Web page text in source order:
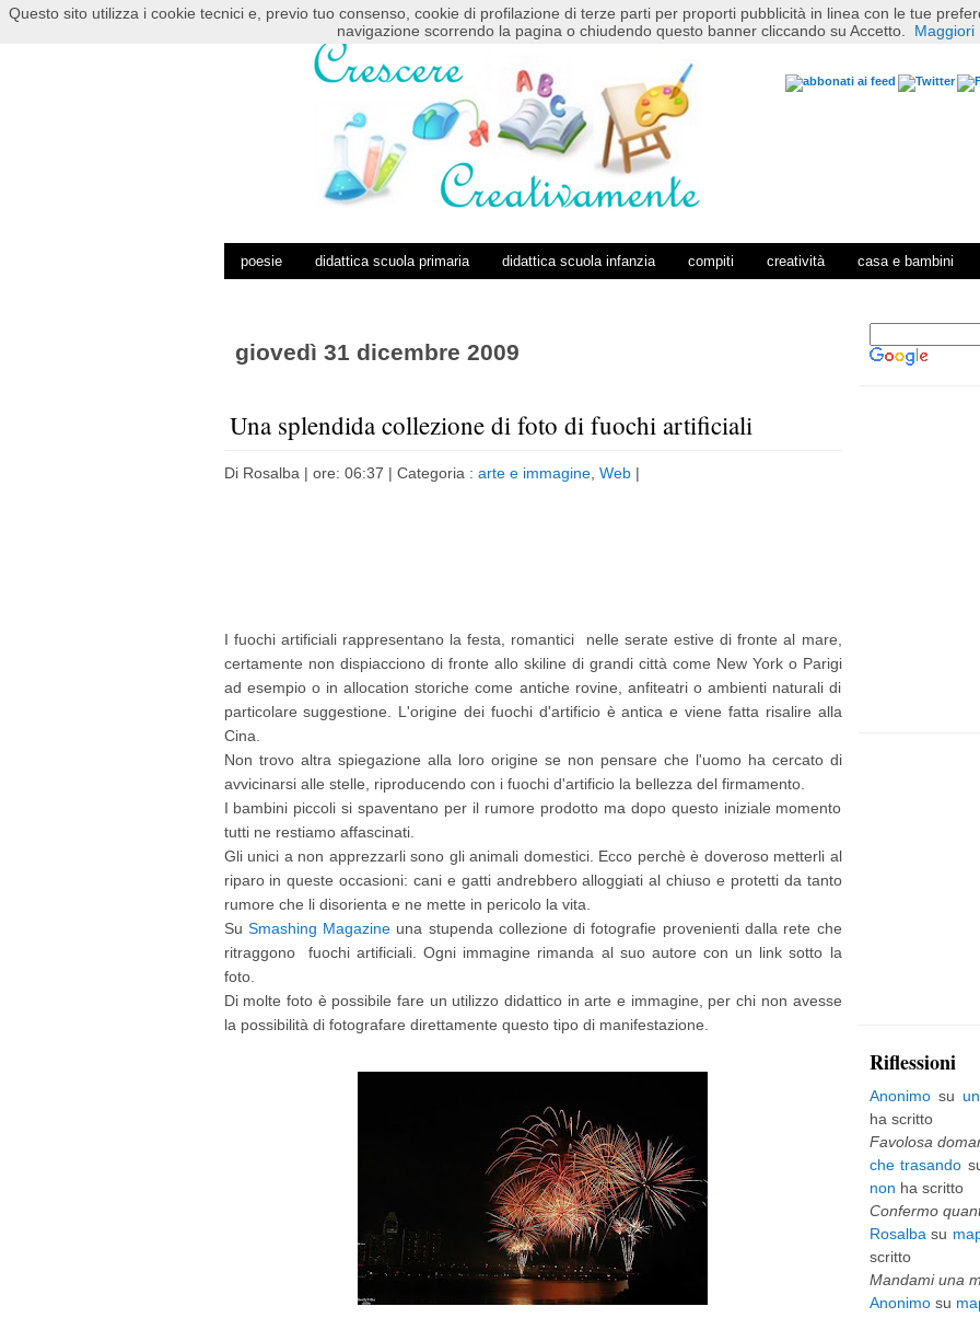
HOME POSTS RSS COMMENTS RSS
poesie didattica scuola primaria didattica scuola infanzia compiti creatività casa e bambini
giovedì 31 dicembre 2009
Una splendida collezione di foto di fuochi artificiali
Di Rosalba | ore: 06:37 | Categoria : arte e immagine, Web |
I fuochi artificiali rappresentano la festa, romantici nelle serate estive di fronte al mare,
certamente non dispiacciono di fronte allo skiline di grandi città come New York o Parigi
ad esempio o in allocation storiche come antiche rovine, anfiteatri o ambienti naturali di
particolare suggestione. L'origine dei fuochi d'artificio è antica e viene fatta risalire alla
Cina.
Non trovo altra spiegazione alla loro origine se non pensare che l'uomo ha cercato di
avvicinarsi alle stelle, riproducendo con i fuochi d'artificio la bellezza del firmamento.
I bambini piccoli si spaventano per il rumore prodotto ma dopo questo iniziale momento
tutti ne restiamo affascinati.
Gli unici a non apprezzarli sono gli animali domestici. Ecco perchè è doveroso metterli al
riparo in queste occasioni: cani e gatti andrebbero alloggiati al chiuso e protetti da tanto
rumore che li disorienta e ne mette in pericolo la vita.
Su Smashing Magazine una stupenda collezione di fotografie provenienti dalla rete che
ritraggono fuochi artificiali. Ogni immagine rimanda al suo autore con un link sotto la
foto.
Di molte foto è possibile fare un utilizzo didattico in arte e immagine, per chi non avesse
la possibilità di fotografare direttamente questo tipo di manifestazione.
P
s
p
Riflessioni
Anonimosu
ha scritto
Favolosa
che trasando
non ha scritto
Confermo
Rosalba su
scritto
Mandami una
Anonimosu
Questo sito utilizza i cookie tecnici e, previo tuo consenso, cookie di profilazione di terze parti per proporti pubblicità in linea con le tue
navigazione scorrendo la pagina o chiudendo questo banner cliccando su Accetto.
Maggiori